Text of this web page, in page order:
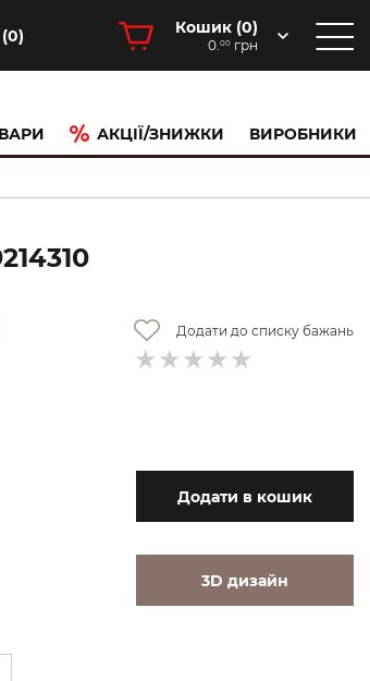
(0) Кошик (0)
0.00 грн
АКЦІЇ/ЗНИЖКИ ВИРОБНИКИ
Додати до списку бажань
Додати в кошик
3D дизайн